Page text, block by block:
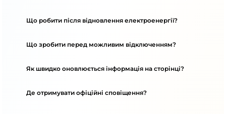
Що робити після відновлення електроенергії?
Що зробити перед можливим відключенням?
Як швидко оновлюється інформація на сторінці?
Де отримувати офіційні сповіщення?